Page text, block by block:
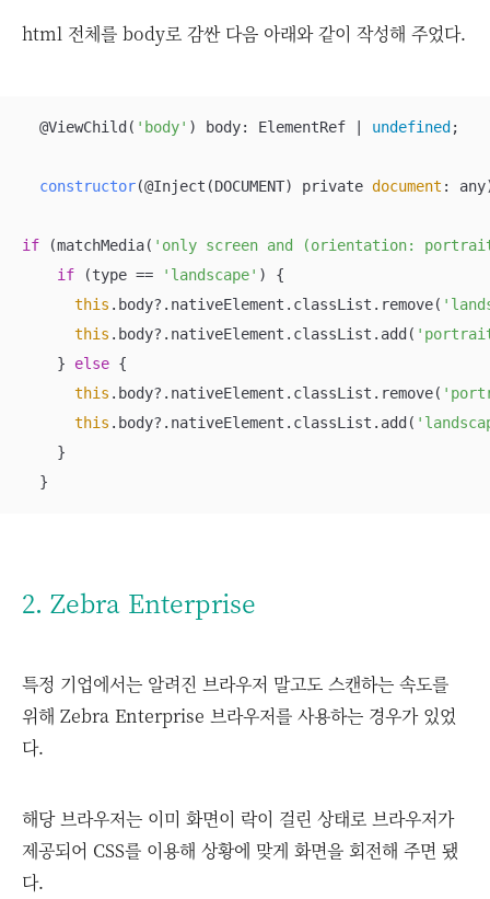
html 전체를 body로 감싼 다음 아래와 같이 작성해 주었다.
  @ViewChild(
'body' ) body: ElementRef | undefined ;
constructor(@Inject(DOCUMENT) private document : any
if (matchMedia( 'only screen and (orientation:
if (type == 'landscape' ) {
this .body?.nativeElement.classList.remove(
this .body?.nativeElement.classList.add(
    }
else {
this .body?.nativeElement.classList.remove(
this .body?.nativeElement.classList.add(
    }
  }
2. Zebra Enterprise
특정 기업에서는 알려진 브라우저 말고도 스캔하는 속도를
위해 Zebra Enterprise 브라우저를 사용하는 경우가 있었
다.
해당 브라우저는 이미 화면이 락이 걸린 상태로 브라우저가
제공되어 CSS를 이용해 상황에 맞게 화면을 회전해 주면 됐
다.